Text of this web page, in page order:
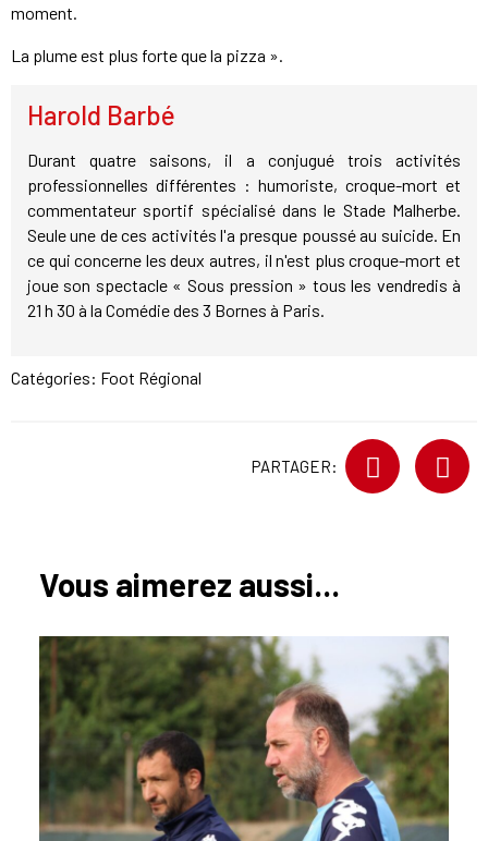
moment.
La plume est plus forte que la pizza ».
Harold Barbé
Durant quatre saisons, il a conjugué trois activités
professionnelles différentes : humoriste, croque-mort et
commentateur sportif spécialisé dans le Stade Malherbe.
Seule une de ces activités l'a presque poussé au suicide. En
ce qui concerne les deux autres, il n'est plus croque-mort et
joue son spectacle « Sous pression » tous les vendredis à
21 h 30 à la Comédie des 3 Bornes à Paris.
Catégories: Foot Régional
PARTAGER:
Vous aimerez aussi...